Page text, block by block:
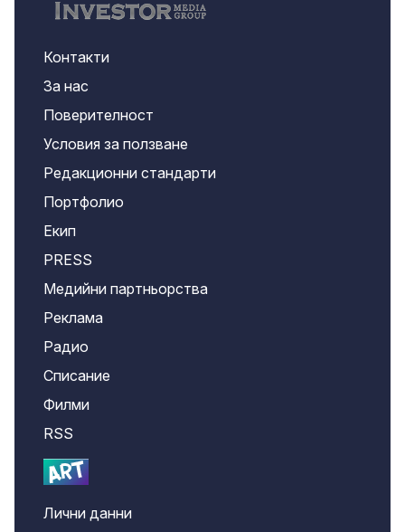
Контакти
За нас
Поверителност
Условия за ползване
Редакционни стандарти
Портфолио
Екип
PRESS
Медийни партньорства
Реклама
Радио
Списание
Филми
RSS
Лични данни